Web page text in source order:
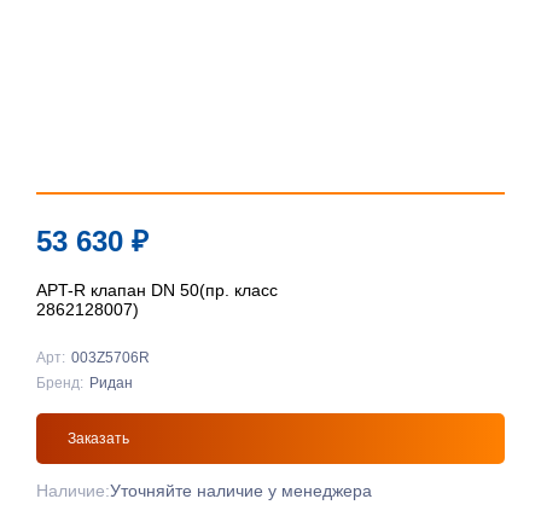
53 630 ₽
APT-R клапан DN 50(пр. класс
2862128007)
Арт: 003Z5706R
Бренд: Ридан
Заказать
Наличие:Уточняйте наличие у менеджера